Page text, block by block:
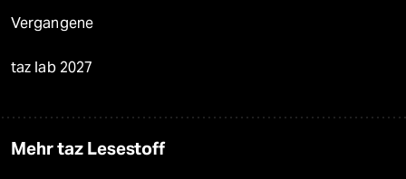
Vergangene
taz lab 2027
Mehr taz Lesestoff